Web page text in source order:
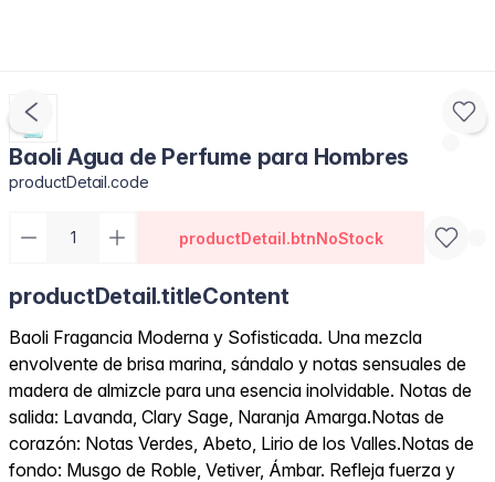
Baoli Agua de Perfume para Hombres
productDetail.code
productDetail.btnNoStock
productDetail.titleContent
Baoli Fragancia Moderna y Sofisticada. Una mezcla
envolvente de brisa marina, sándalo y notas sensuales de
madera de almizcle para una esencia inolvidable. Notas de
salida: Lavanda, Clary Sage, Naranja Amarga.Notas de
corazón: Notas Verdes, Abeto, Lirio de los Valles.Notas de
fondo: Musgo de Roble, Vetiver, Ámbar. Refleja fuerza y